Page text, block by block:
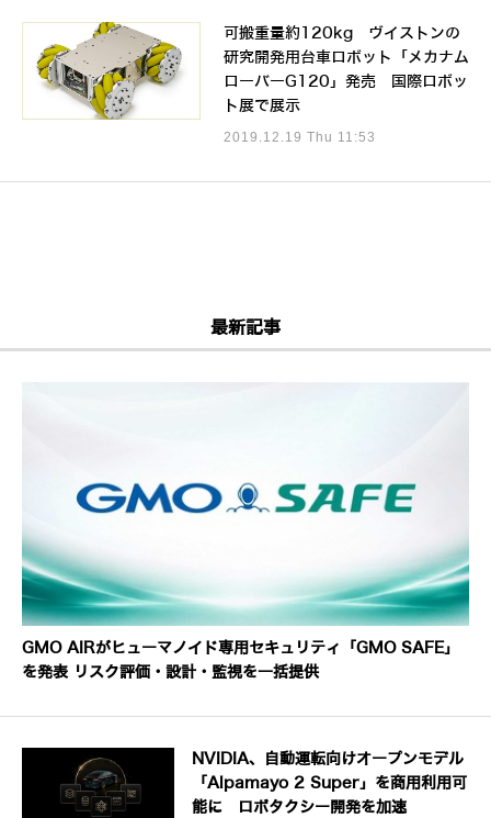
可搬重量約120kg ヴイストンの
研究開発用台車ロボット「メカナム
ローバーG120」発売 国際ロボッ
ト展で展示
2019.12.19 Thu 11:53
最新記事
GMO AIRがヒューマノイド専用セキュリティ「GMO SAFE」
を発表 リスク評価・設計・監視を一括提供
NVIDIA、自動運転向けオープンモデル
「Alpamayo 2 Super」を商用利用可
能に ロボタクシー開発を加速